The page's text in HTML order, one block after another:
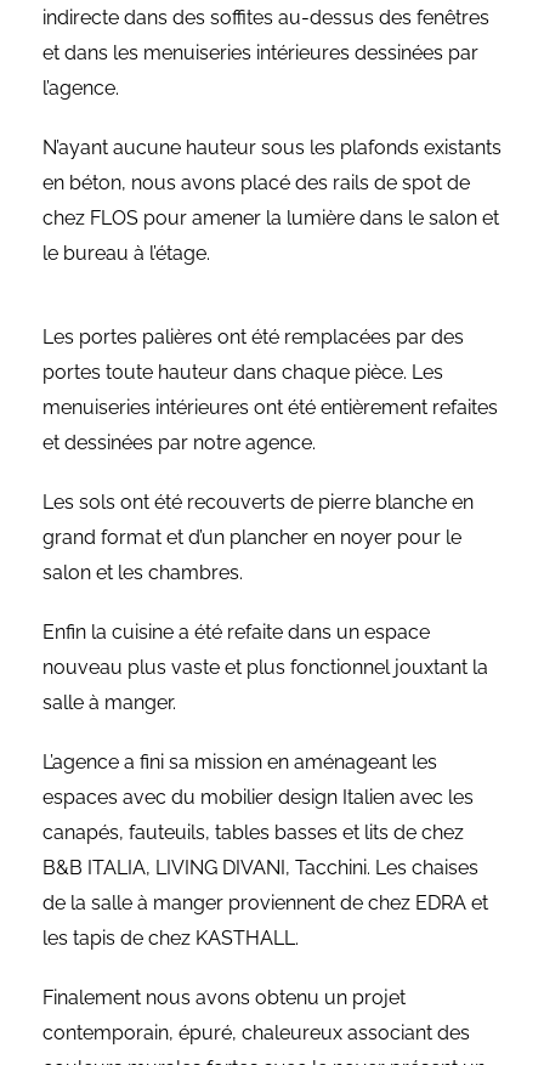
indirecte dans des soffites au-dessus des fenêtres
et dans les menuiseries intérieures dessinées par
l’agence.
N’ayant aucune hauteur sous les plafonds existants
en béton, nous avons placé des rails de spot de
chez FLOS pour amener la lumière dans le salon et
le bureau à l’étage.
Les portes palières ont été remplacées par des
portes toute hauteur dans chaque pièce. Les
menuiseries intérieures ont été entièrement refaites
et dessinées par notre agence.
Les sols ont été recouverts de pierre blanche en
grand format et d’un plancher en noyer pour le
salon et les chambres.
Enfin la cuisine a été refaite dans un espace
nouveau plus vaste et plus fonctionnel jouxtant la
salle à manger.
L’agence a fini sa mission en aménageant les
espaces avec du mobilier design Italien avec les
canapés, fauteuils, tables basses et lits de chez
B&B ITALIA, LIVING DIVANI, Tacchini. Les chaises
de la salle à manger proviennent de chez EDRA et
les tapis de chez KASTHALL.
Finalement nous avons obtenu un projet
contemporain, épuré, chaleureux associant des